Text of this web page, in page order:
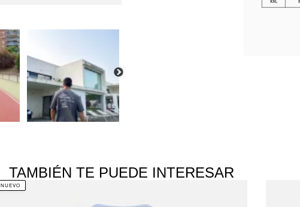
TAMBIÉN TE PUEDE INTERESAR
NUEVO